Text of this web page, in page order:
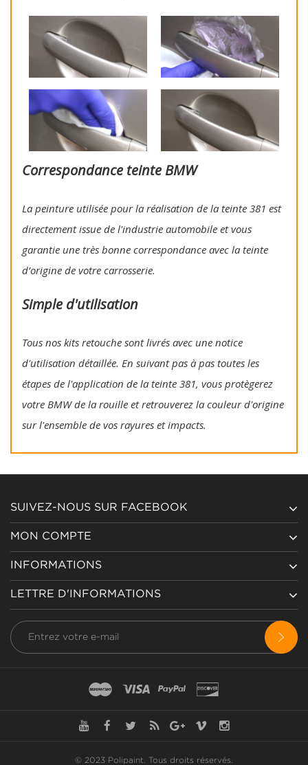
Correspondance teinte BMW
La peinture utilisée pour la réalisation de la teinte 381 est
directement issue de l'industrie automobile et vous
garantie une très bonne correspondance avec la teinte
d’origine de votre carrosserie.
Simple d'utilisation
Tous nos kits retouche sont livrés avec une notice
d'utilisation détaillée. En suivant pas à pas toutes les
étapes de l'application de la teinte 381, vous protègerez
votre BMW de la rouille et retrouverez la couleur d'origine
sur l'ensemble de vos rayures et impacts.
SUIVEZ-NOUS SUR FACEBOOK
MON COMPTE
INFORMATIONS
LETTRE D'INFORMATIONS
© 2023 Polipaint. Tous droits réservés.